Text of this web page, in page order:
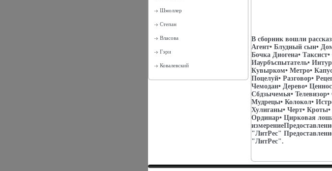
Шмоллер
Степан
Власова
Гэри
Ковалевский
В сборник вошли
Агент• Блудный сын•
Бочка Диогена•
Иаурбъспытатель•
Кувырком• Метро•
Поцелуй• Разговор•
Чемодан• Дерево•
Сбдзычемья•
Мудрецы• Колокол•
Хулиганы• Черт• Кроты•
Ординар• Цирковая
"ЛитРес"
"ЛитРес".